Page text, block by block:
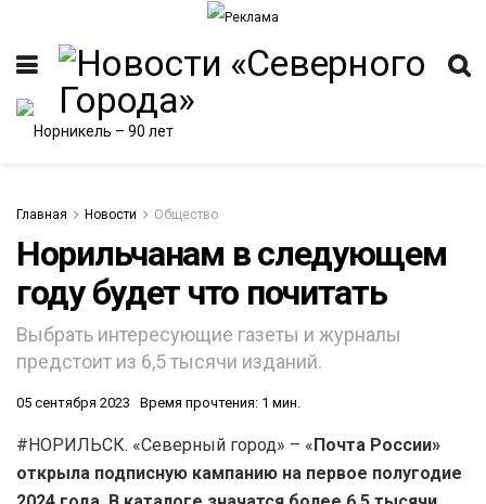
Главная Новости Общество
Норильчанам в следующем
году будет что почитать
Выбрать интересующие газеты и журналы
предстоит из 6,5 тысячи изданий.
05 сентября 2023 Время прочтения: 1 мин.
#НОРИЛЬСК. «Северный город» – «Почта России»
открыла подписную кампанию на первое полугодие